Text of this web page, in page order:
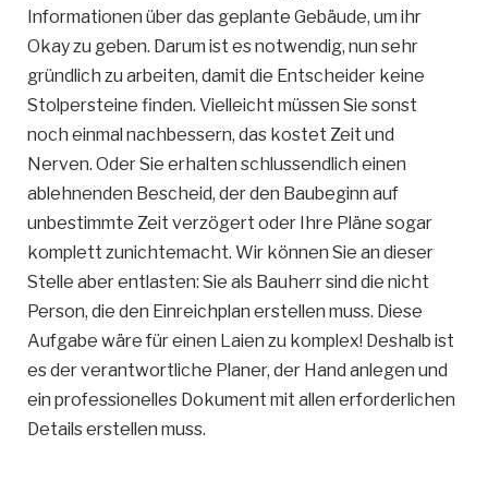
Informationen über das geplante Gebäude, um ihr
Okay zu geben. Darum ist es notwendig, nun sehr
gründlich zu arbeiten, damit die Entscheider keine
Stolpersteine finden. Vielleicht müssen Sie sonst
noch einmal nachbessern, das kostet Zeit und
Nerven. Oder Sie erhalten schlussendlich einen
ablehnenden Bescheid, der den Baubeginn auf
unbestimmte Zeit verzögert oder Ihre Pläne sogar
komplett zunichtemacht. Wir können Sie an dieser
Stelle aber entlasten: Sie als Bauherr sind die nicht
Person, die den Einreichplan erstellen muss. Diese
Aufgabe wäre für einen Laien zu komplex! Deshalb ist
es der verantwortliche Planer, der Hand anlegen und
ein professionelles Dokument mit allen erforderlichen
Details erstellen muss.